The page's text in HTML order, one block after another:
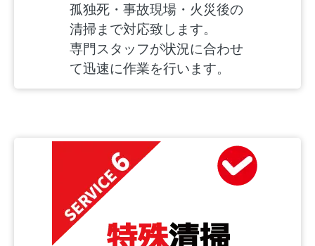
孤独死・事故現場・火災後の
清掃まで対応致します。
専門スタッフが状況に合わせ
て迅速に作業を行います。